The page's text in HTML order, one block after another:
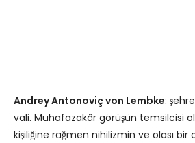
Andrey Antonoviç von Lembke:
vali. Muhafazakâr görüşün temsilcisi
kişiliğine rağmen nihilizmin ve olası bir